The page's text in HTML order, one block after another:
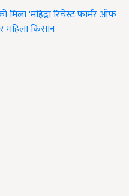
मिला 'महिंद्रा रिचेस्ट फार्मर ऑफ
महिला किसान